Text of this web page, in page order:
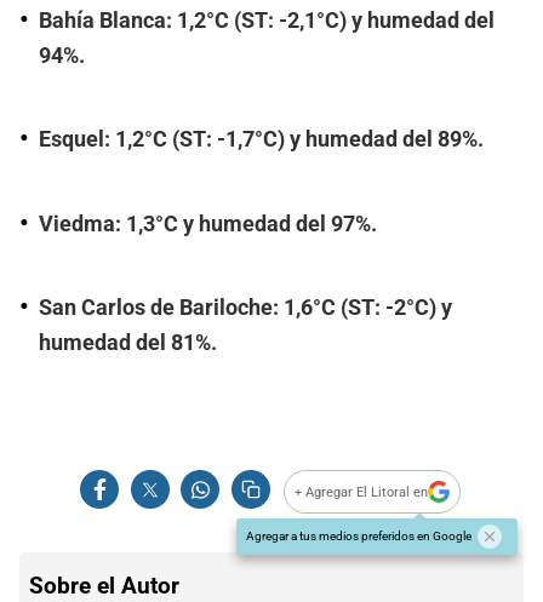
Bahía Blanca: 1,2°C (ST: -2,1°C) y humedad del
94%.
Esquel: 1,2°C (ST: -1,7°C) y humedad del 89%.
Viedma: 1,3°C y humedad del 97%.
San Carlos de Bariloche: 1,6°C (ST: -2°C) y
humedad del 81%.
+ Agregar El Litoral en
Agregar a tus medios preferidos en Google
Sobre el Autor